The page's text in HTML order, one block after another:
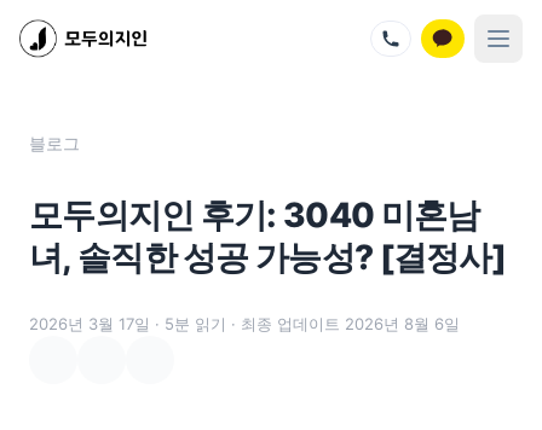
지인벤처스 서비스
모두의지인 - 프리미엄 결혼정보회사
멤버십 가격
성혼 스토리
회원 혜택
이벤트
문의하기
블로그
모두의지인 후기: 3040 미혼남
녀, 솔직한 성공 가능성? [결정사]
2026년 3월 17일 · 5분 읽기 · 최종 업데이트 2026년 8월 6일